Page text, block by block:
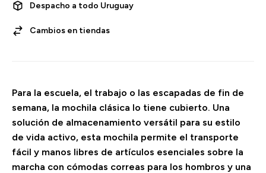
Despacho a todo Uruguay
Cambios en tiendas
Para la escuela, el trabajo o las escapadas de fin de
semana, la mochila clásica lo tiene cubierto. Una
solución de almacenamiento versátil para su estilo
de vida activo, esta mochila permite el transporte
fácil y manos libres de artículos esenciales sobre la
marcha con cómodas correas para los hombros y una